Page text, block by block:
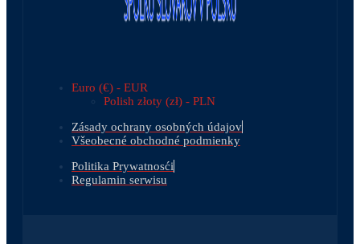
Euro (€) - EUR
Polish złoty (zł) - PLN
Zásady ochrany osobných údajov
Všeobecné obchodné podmienky
Politika Prywatnosći
Regulamin serwisu